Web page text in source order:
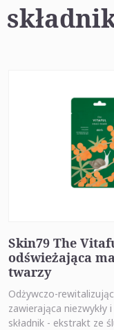
Skin79 The
odświeżająca
twarzy
Odżywczo-
zawierająca niezwykły
składnik - ekstrakt ze